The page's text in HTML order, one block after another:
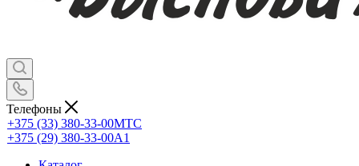
Телефоны
+375 (33) 380-33-00МТС
+375 (29) 380-33-00А1